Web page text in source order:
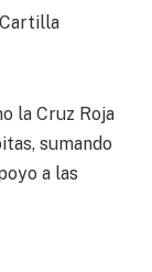
la Cruz Roja
sumando
a las